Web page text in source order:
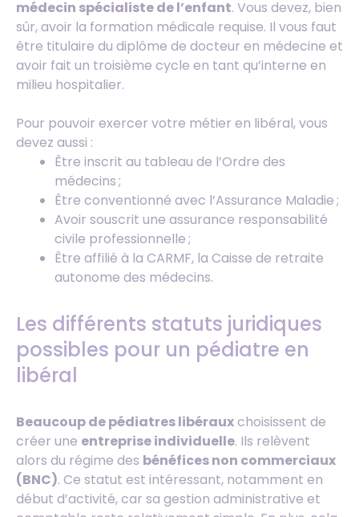
médecin spécialiste de l’enfant. Vous devez, bien
sûr, avoir la formation médicale requise. Il vous faut
être titulaire du diplôme de docteur en médecine et
avoir fait un troisième cycle en tant qu’interne en
milieu hospitalier.
Pour pouvoir exercer votre métier en libéral, vous
devez aussi :
Être inscrit au tableau de l’Ordre des
médecins ;
Être conventionné avec l’Assurance Maladie ;
Avoir souscrit une assurance responsabilité
civile professionnelle ;
Être affilié à la CARMF, la Caisse de retraite
autonome des médecins.
Les différents statuts juridiques
possibles pour un pédiatre en
libéral
Beaucoup de pédiatres libérauxchoisissent de
créer une entreprise individuelle. Ils relèvent
alors du régime des bénéfices non commerciaux
(BNC). Ce statut est intéressant, notamment en
début d’activité, car sa gestion administrative et